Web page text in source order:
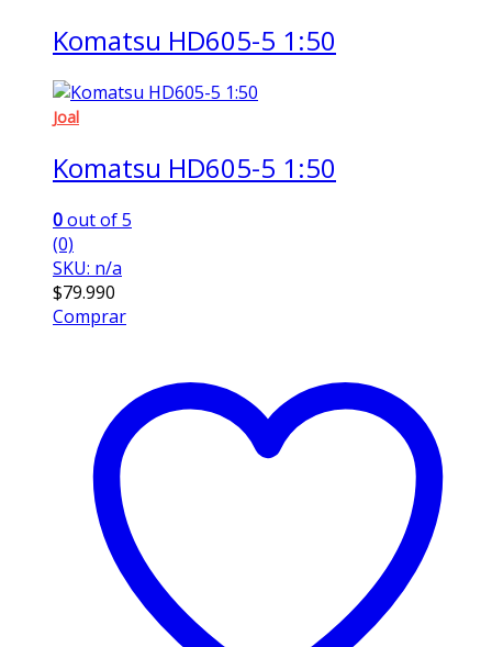
Komatsu HD605-5 1:50
Joal
Komatsu HD605-5 1:50
0out of 5
(0)
SKU: n/a
$79.990
Comprar